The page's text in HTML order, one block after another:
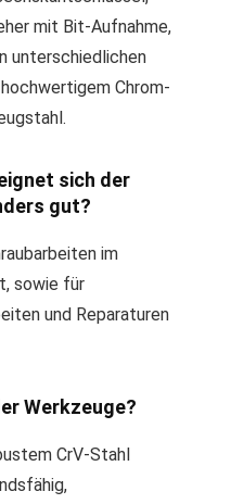
mit Bit-Aufnahme,
unterschiedlichen
Chrom-
sich der
gut?
im
sowie für
und Reparaturen
Werkzeuge?
CrV-Stahl